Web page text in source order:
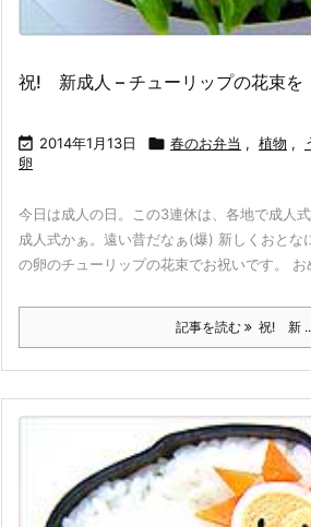
祝! 新成人 – チューリップの花束を
 2014年1月13日  春のお弁当 , 植物 ,
卵
今日は成人の日。この3連休は、各地で成人式
成人式かぁ。遠い昔だなぁ(爆) 新しくおとな
の卵のチューリップの花束でお祝いです。 お
記事を読む 祝! 新